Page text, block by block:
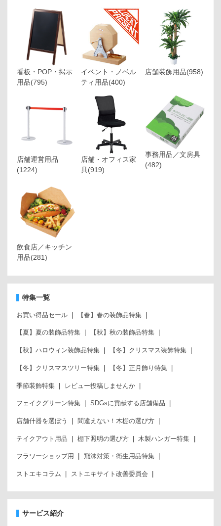
看板・POP・掲示
用品(795)
イベント・ノベル
ティ用品(400)
店舗装飾用品(958)
店舗運営用品
(1224)
店舗・オフィス家
具(919)
事務用品／文房具
(482)
飲食店／キッチン
用品(281)
特集一覧
お買い得品セール 【春】春の装飾品特集
【夏】夏の装飾品特集 【秋】秋の装飾品特集
【秋】ハロウィン装飾品特集 【冬】クリスマス装飾特集
【冬】クリスマスツリー特集 【冬】正月飾り特集
季節装飾特集 レビュー投稿しませんか
フェイクグリーン特集 SDGsに貢献する店舗備品
店舗什器を選ぼう 間違えない！木棚の選び方
テイクアウト用品 棚下照明の選び方 木製ハンガー特集
フラワーショップ用 飛沫対策・衛生用品特集
ストエキコラム ストエキサイト改善委員会
サービス紹介